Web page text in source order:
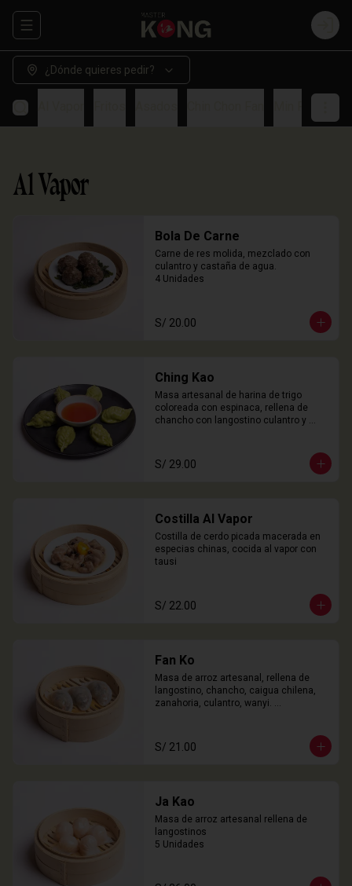
Abrir menu de navegación Login
¿Dónde quieres pedir?
Al Vapor
Bola De Carne
Carne de res molida, mezclado con
culantro y castaña de agua.
4 Unidades
S/ 20.00
Ching Kao
Masa artesanal de harina de trigo
coloreada con espinaca, rellena de
chancho con langostino culantro y
S/ 29.00
Costilla Al Vapor
Costilla de cerdo picada macerada en
especias chinas, cocida al vapor con
tausi
S/ 22.00
Fan Ko
Masa de arroz artesanal, rellena de
langostino, chancho, caigua chilena,
zanahoria, culantro, wanyi.
S/ 21.00
Ja Kao
Masa de arroz artesanal rellena de
langostinos
5 Unidades